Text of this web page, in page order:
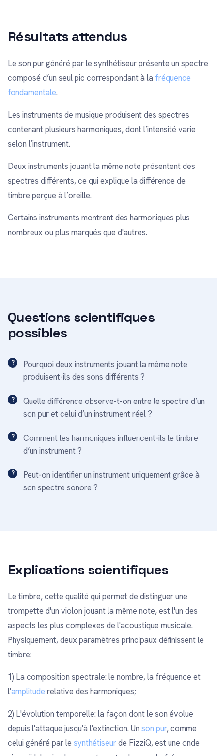
Résultats attendus
Le son pur généré par le synthétiseur présente un spectre
composé d’un seul pic correspondant à la fréquence
fondamentale.
Les instruments de musique produisent des spectres
contenant plusieurs harmoniques, dont l’intensité varie
selon l’instrument.
Deux instruments jouant la même note présentent des
spectres différents, ce qui explique la différence de
timbre perçue à l’oreille.
Certains instruments montrent des harmoniques plus
nombreux ou plus marqués que d'autres.
Questions scientifiques
possibles
Pourquoi deux instruments jouant la même note
produisent-ils des sons différents ?
Quelle différence observe-t-on entre le spectre d’un
son pur et celui d’un instrument réel ?
Comment les harmoniques influencent-ils le timbre
d’un instrument ?
Peut-on identifier un instrument uniquement grâce à
son spectre sonore ?
Explications scientifiques
Le timbre, cette qualité qui permet de distinguer une
trompette d'un violon jouant la même note, est l'un des
aspects les plus complexes de l'acoustique musicale.
Physiquement, deux paramètres principaux définissent le
timbre:
1) La composition spectrale: le nombre, la fréquence et
l'amplitude relative des harmoniques;
2) L'évolution temporelle: la façon dont le son évolue
depuis l'attaque jusqu'à l'extinction. Un son pur, comme
celui généré par le synthétiseurde FizziQ, est une onde